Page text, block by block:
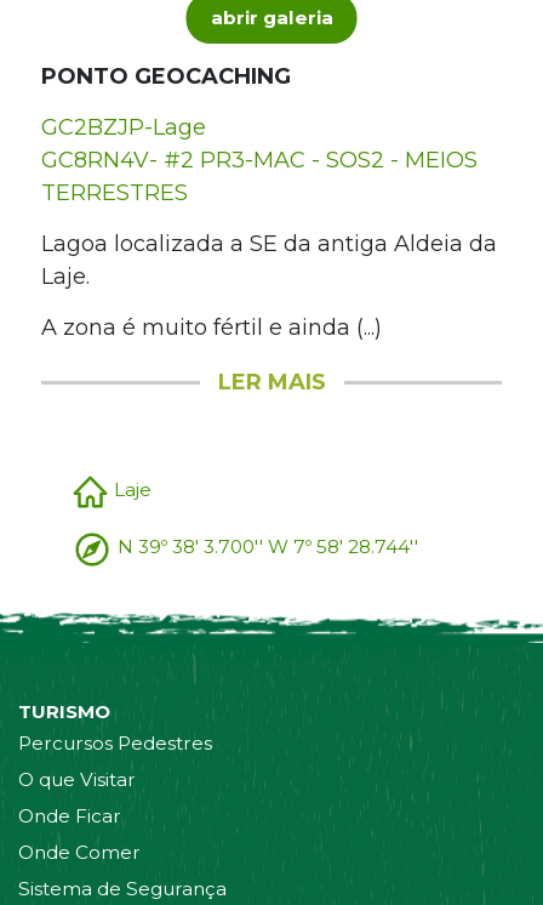
abrir galeria
PONTO GEOCACHING
GC2BZJP-Lage
GC8RN4V- #2 PR3-MAC - SOS2 - MEIOS
TERRESTRES
Lagoa localizada a SE da antiga Aldeia da
Laje.
A zona é muito fértil e ainda (...)
LER MAIS
Laje
N 39º 38' 3.700'' W 7º 58' 28.744''
TURISMO
Percursos Pedestres
O que Visitar
Onde Ficar
Onde Comer
Sistema de Segurança